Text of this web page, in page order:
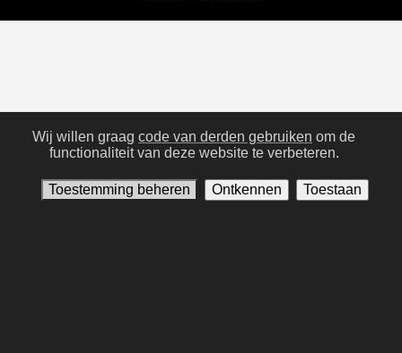
Wij willen graag code van derden gebruiken om de
functionaliteit van deze website te verbeteren.
Toestemming beheren Ontkennen Toestaan